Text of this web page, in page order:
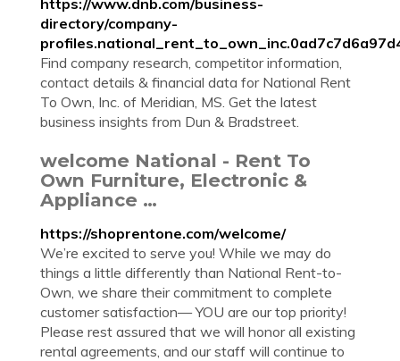
https://www.dnb.com/business-
directory/company-
Find company research, competitor information,
contact details & financial data for National Rent
To Own, Inc. of Meridian, MS. Get the latest
business insights from Dun & Bradstreet.
welcome National - Rent To
Own Furniture, Electronic &
Appliance …
https://shoprentone.com/welcome/
We’re excited to serve you! While we may do
things a little differently than National Rent-to-
Own, we share their commitment to complete
customer satisfaction— YOU are our top priority!
Please rest assured that we will honor all existing
rental agreements, and our staff will continue to